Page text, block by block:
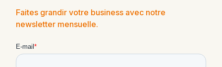
Faites grandir votre business avec notre
newsletter mensuelle.